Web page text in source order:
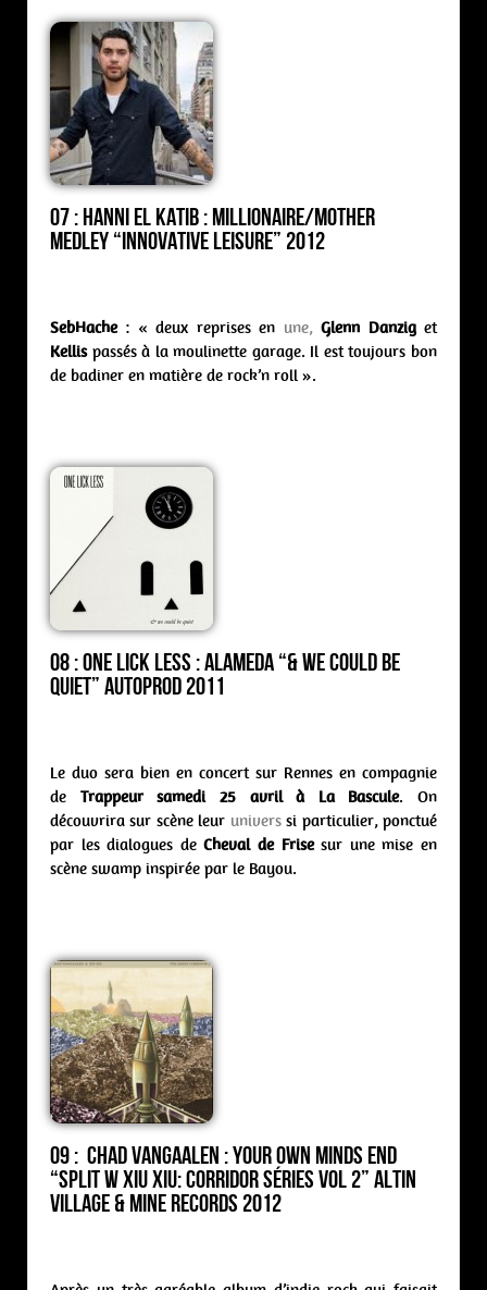
07 : Hanni El Katib : Millionaire/Mother
medley “Innovative Leisure” 2012
SebHache : « deux reprises en une, Glenn Danziget
Kellispassés à la moulinette garage. Il est toujours bon
de badiner en matière de rock’n roll ».
08 : One Lick Less : alameda “& We Could be
Quiet” Autoprod 2011
Le duo sera bien en concert sur Rennes en compagnie
de Trappeur samedi 25 avril à La Bascule. On
découvrira sur scène leur universsi particulier, ponctué
par les dialogues deCheval de Frisesur une mise en
scène swamp inspirée par le Bayou.
09 : Chad Vangaalen : your own minds end
“Split w Xiu Xiu: Corridor Séries Vol 2” Altin
Village & Mine Records 2012